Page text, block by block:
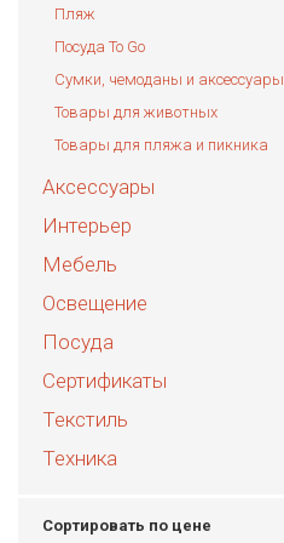
Пляж
Посуда To Go
Сумки, чемоданы и аксессуары
Товары для животных
Товары для пляжа и пикника
Аксессуары
Интерьер
Мебель
Освещение
Посуда
Сертификаты
Текстиль
Техника
Сортировать по цене